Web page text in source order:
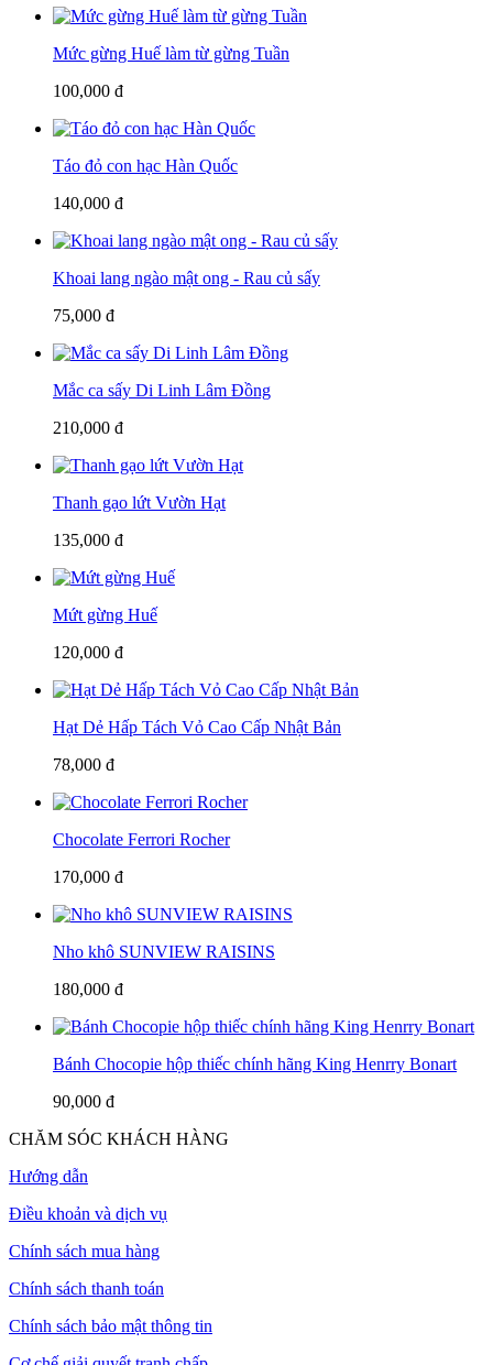
Mức gừng Huế làm từ gừng Tuần
100,000 đ
Táo đỏ con hạc Hàn Quốc
140,000 đ
Khoai lang ngào mật ong - Rau củ sấy
75,000 đ
Mắc ca sấy Di Linh Lâm Đồng
210,000 đ
Thanh gạo lứt Vườn Hạt
135,000 đ
Mứt gừng Huế
120,000 đ
Hạt Dẻ Hấp Tách Vỏ Cao Cấp Nhật Bản
78,000 đ
Chocolate Ferrori Rocher
170,000 đ
Nho khô SUNVIEW RAISINS
180,000 đ
Bánh Chocopie hộp thiếc chính hãng King Henrry Bonart
90,000 đ
CHĂM SÓC KHÁCH HÀNG
Hướng dẫn
Điều khoản và dịch vụ
Chính sách mua hàng
Chính sách thanh toán
Chính sách bảo mật thông tin